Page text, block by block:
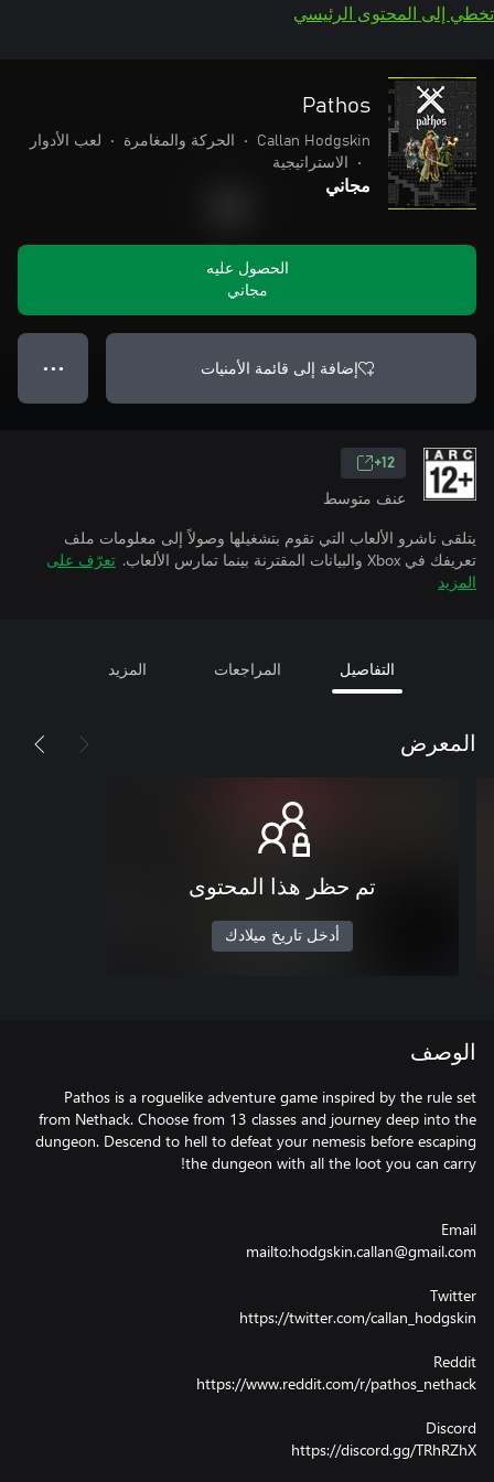
تخطي إلى المحتوى الرئيسي
Pathos
Callan Hodgskin
• الحركة والمغامرة •
لعب الأدوار
•
الاستراتيجية
مجاني
الحصول عليه
مجاني
إضافة إلى قائمة الأمنيات ● ● ●
12+
عنف متوسط
يتلقى ناشرو الألعاب التي تقوم بتشغيلها وصولاً إلى معلومات ملف
تعريفك في Xbox والبيانات المقترنة بينما تمارس الألعاب.
تعرّف على
المزيد
التفاصيل المراجعات المزيد
المعرض
تم حظر هذا المحتوى
أدخل تاريخ ميلادك
الوصف
Pathos is a roguelike adventure game inspired by the rule set
from Nethack. Choose from 13 classes and journey deep into the
dungeon. Descend to hell to defeat your nemesis before escaping
https://discord.gg/TRhRZhX